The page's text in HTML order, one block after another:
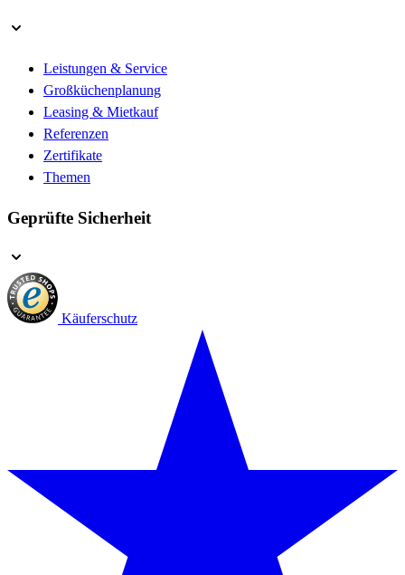
Leistungen & Service
Großküchenplanung
Leasing & Mietkauf
Referenzen
Zertifikate
Themen
Geprüfte Sicherheit
Käuferschutz